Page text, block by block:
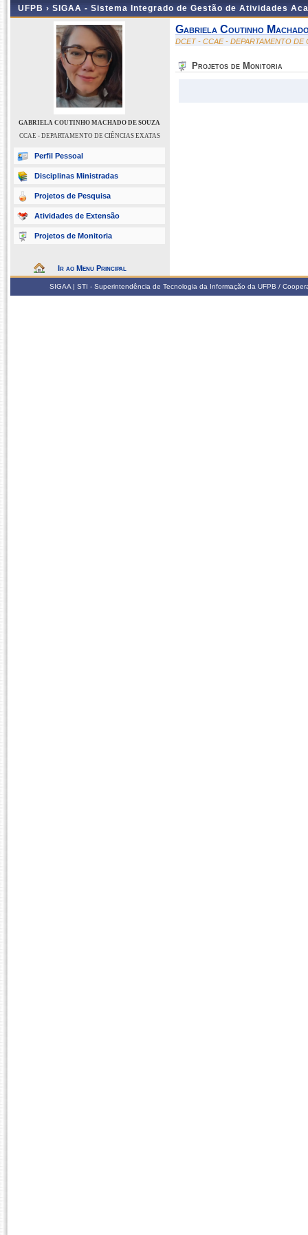
UFPB › SIGAA - Sistema Integrado de Gestão de Atividades
GABRIELA COUTINHO MACHADO DE SOUZA
CCAE - DEPARTAMENTO DE CIÊNCIAS EXATAS
Perfil Pessoal
Disciplinas Ministradas
Projetos de Pesquisa
Atividades de Extensão
Projetos de Monitoria
Ir ao Menu Principal
Gabriela Coutinho
DCET - CCAE - DEPARTAMENTO DE
Projetos de Monitoria
SIGAA | STI - Superintendência de Tecnologia da Informação da UFPB /